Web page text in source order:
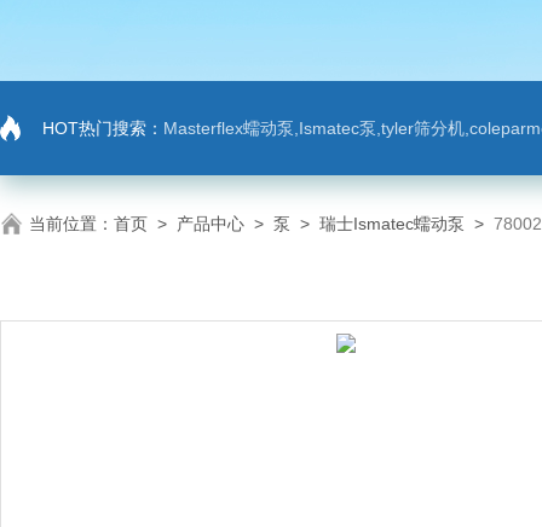
HOT热门搜索： Masterflex蠕动泵,Ismatec泵,tyler筛分机,coleparmer,注射
当前位置： 首页 > 产品中心 > 泵 > 瑞士Ismatec蠕动泵 >